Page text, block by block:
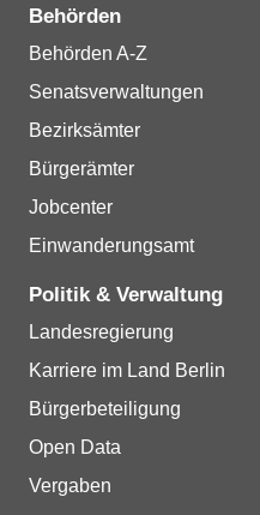
Behörden
Behörden A-Z
Senatsverwaltungen
Bezirksämter
Bürgerämter
Jobcenter
Einwanderungsamt
Politik & Verwaltung
Landesregierung
Karriere im Land Berlin
Bürgerbeteiligung
Open Data
Vergaben